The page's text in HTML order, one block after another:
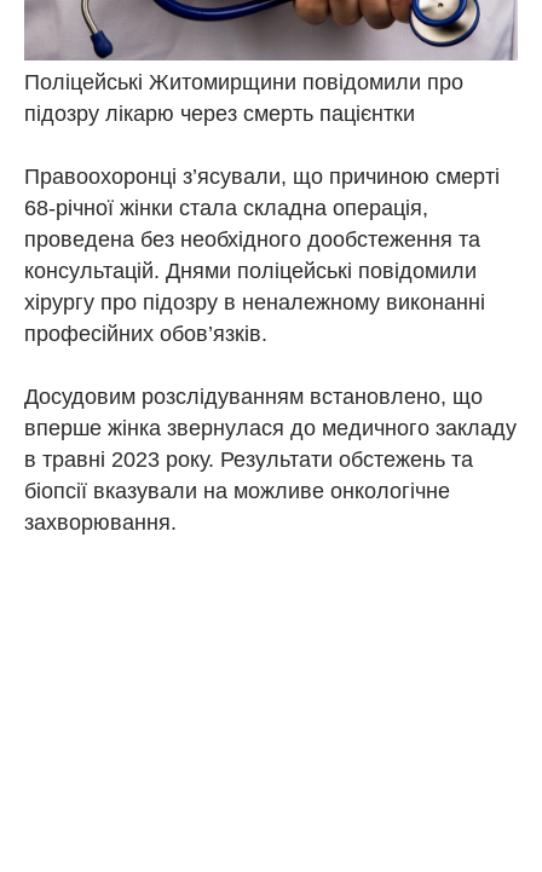
Поліцейські Житомирщини повідомили про
підозру лікарю через смерть пацієнтки
Правоохоронці з’ясували, що причиною смерті
68-річної жінки стала складна операція,
проведена без необхідного дообстеження та
консультацій. Днями поліцейські повідомили
хірургу про підозру в неналежному виконанні
професійних обов’язків.
Досудовим розслідуванням встановлено, що
вперше жінка звернулася до медичного закладу
в травні 2023 року. Результати обстежень та
біопсії вказували на можливе онкологічне
захворювання.